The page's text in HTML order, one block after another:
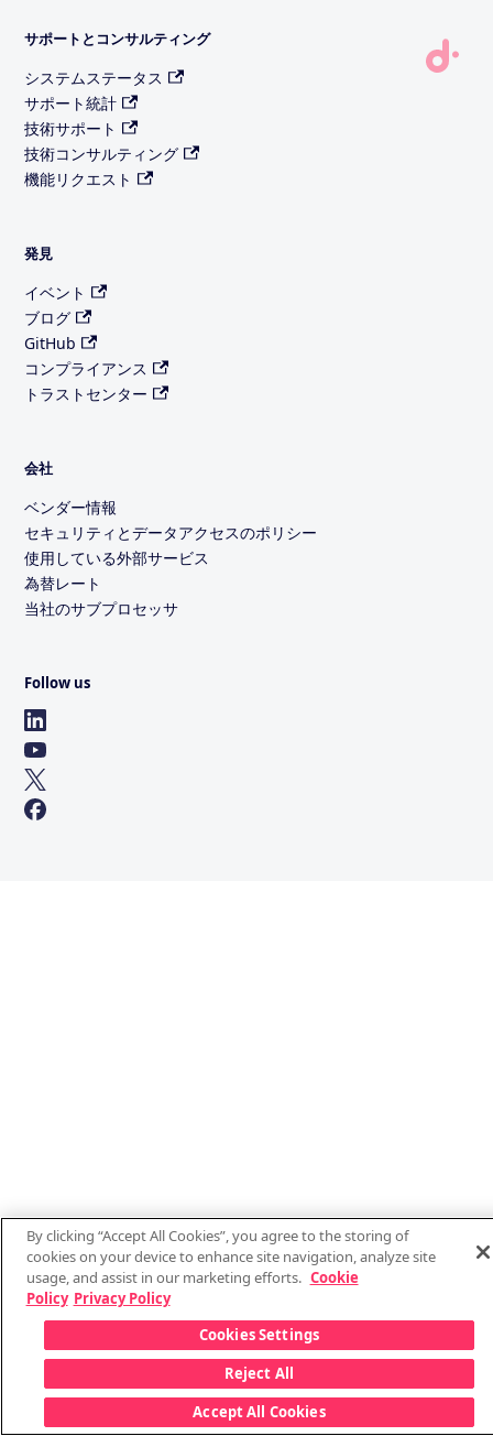
サポートとコンサルティング
システムステータス
サポート統計
技術サポート
技術コンサルティング
機能リクエスト
発見
イベント
ブログ
GitHub
コンプライアンス
トラストセンター
会社
ベンダー情報
セキュリティとデータアクセスのポリシー
使用している外部サービス
為替レート
当社のサブプロセッサ
Follow us
By clicking “Accept All Cookies”, you agree to the storing of
cookies on your device to enhance site navigation, analyze site
usage, and assist in our marketing efforts. Cookie
Policy Privacy Policy
Cookies Settings
Reject All
Accept All Cookies